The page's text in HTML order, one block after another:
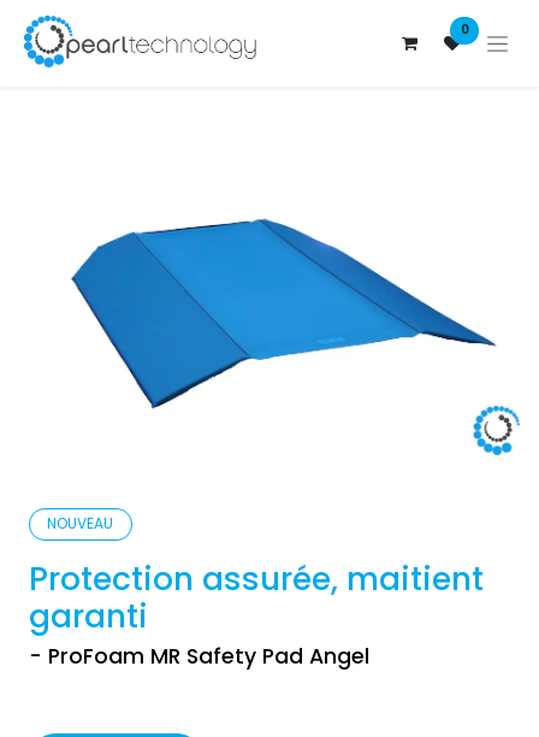
0
NOUVEAU
Protection assurée, maitient
garanti
- ProFoam MR Safety Pad Angel